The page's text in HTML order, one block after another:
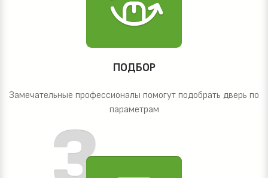
ПОДБОР
Замечательные профессионалы помогут подобрать дверь по
параметрам